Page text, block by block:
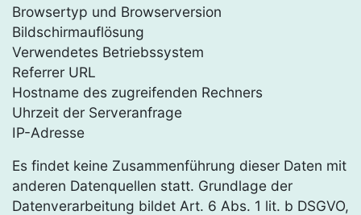
Browsertyp und Browserversion
Bildschirmauflösung
Verwendetes Betriebssystem
Referrer URL
Hostname des zugreifenden Rechners
Uhrzeit der Serveranfrage
IP-Adresse
Es findet keine Zusammenführung dieser Daten mit
anderen Datenquellen statt. Grundlage der
Datenverarbeitung bildet Art. 6 Abs. 1 lit. b DSGVO,